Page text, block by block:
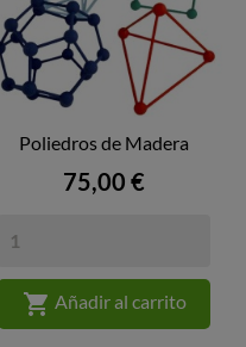
Poliedros de Madera
Precio
75,00 €
 Añadir al carrito